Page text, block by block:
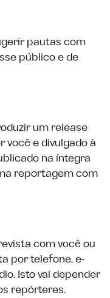
pautas com
público e de
um release
você e divulgado à
na íntegra
reportagem com
com você ou
por telefone, e-
Isto vai depender
repórteres.